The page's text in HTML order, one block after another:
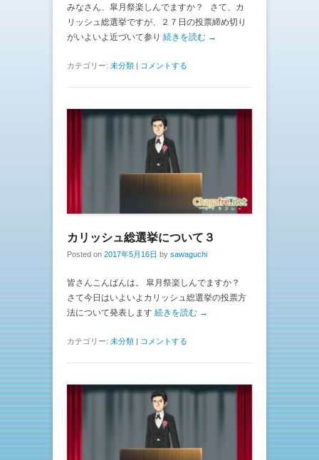
みなさん、皐月祭楽しんでますか？ さて、カ
リッシュ総選挙ですが、２７日の投票締め切り
がいよいよ近づいて参り 続きを読む →
カテゴリー: 未分類 コメントする
カリッシュ総選挙について３
Posted on 2017年5月16日 by sawaguchi
皆さんこんばんは。 皐月祭楽しんでますか？
さて今日はいよいよカリッシュ総選挙の投票方
法について発表します 続きを読む →
カテゴリー: 未分類 | コメントする